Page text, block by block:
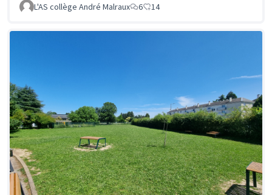
L'AS collège André Malraux
6 14